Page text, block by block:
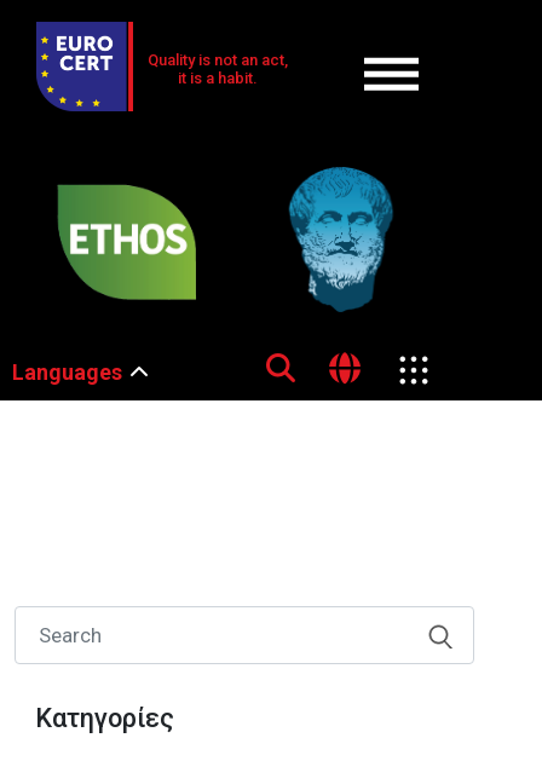
Quality is not an act,
it is a habit.
Languages
Κατηγορίες